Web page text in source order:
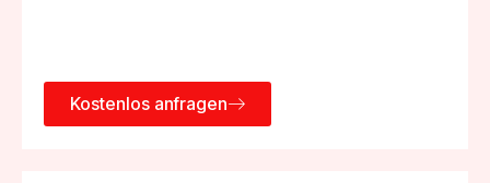
Kostenlos anfragen